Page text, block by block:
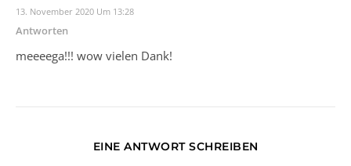
13. November 2020 Um 13:28
Antworten
meeeega!!! wow vielen Dank!
EINE ANTWORT SCHREIBEN